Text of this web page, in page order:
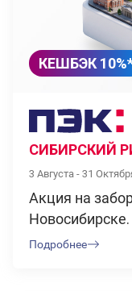
КЕШБЭК
СИБИРСКИЙ
3 Августа - 31
Акция на
Новосибирске.
Подробнее